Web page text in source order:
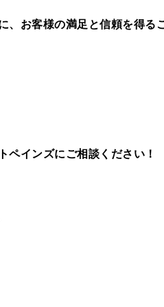
お客様の満足と信頼を得る
インズにご相談ください！